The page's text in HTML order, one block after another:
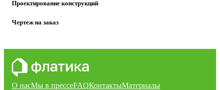
Проектирование конструкций
Чертеж на заказ
О насМы в прессеFAQКонтактыМатериалы